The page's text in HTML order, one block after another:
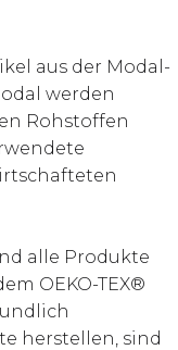
aus der Modal-
werden
Rohstoffen
alle Produkte
OEKO-TEX®
herstellen, sind